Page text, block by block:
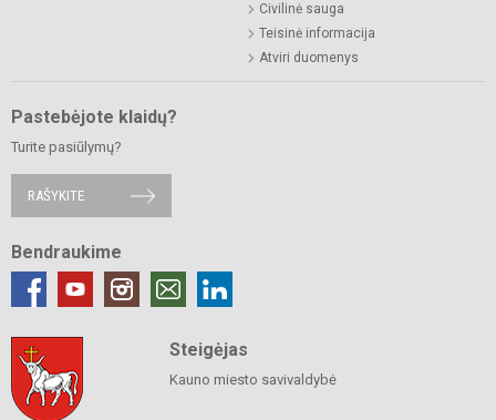
Civilinė sauga
Teisinė informacija
Atviri duomenys
Pastebėjote klaidų?
Turite pasiūlymų?
RAŠYKITE
Bendraukime
Steigėjas
Kauno miesto savivaldybė